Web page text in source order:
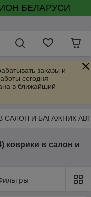
БЕЛАРУСИ
заказы и
сегодня
в ближайший
САЛОН И БАГАЖНИК
коврики в салон и